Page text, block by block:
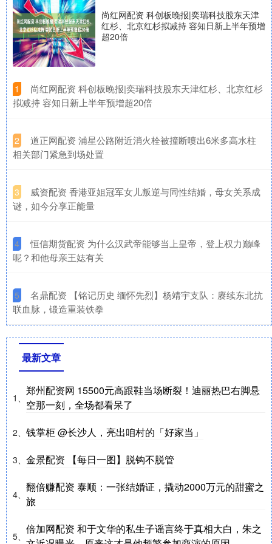
尚红网配资 科创板晚报|奕瑞科技股东天津
红杉、北京红杉拟减持 容知日新上半年预增
超20倍
1
​尚红网配资 科创板晚报|奕瑞科技股东天津红杉、北京红杉
拟减持 容知日新上半年预增超20倍
2
​道正网配资 浦星公路附近消火栓被撞断喷出6米多高水柱
相关部门紧急到场处置
3
​威资配资 香港亚姐冠军女儿叛逆与同性结婚，母女关系成
谜，如今分享正能量
4
​恒信期货配资 为什么汉武帝能够当上皇帝，登上权力巅峰
呢？和他母亲王娡有关
5
​名鼎配资 【铭记历史 缅怀先烈】杨靖宇支队：赓续东北抗
联血脉，锻造重装铁拳
最新文章
1、
郑州配资网 15500元高跟鞋当场断裂！迪丽热巴右脚悬
空那一刻，全场都看呆了
2、 钱掌柜 @长沙人，亮出咱村的「好家当」
3、 金景配资 【每日一图】脱钩不脱管
4、
翻倍赚配资 泰顺：一张结婚证，撬动2000万元的甜蜜之
旅
5、
倍加网配资 和于文华的私生子谣言终于真相大白，朱之